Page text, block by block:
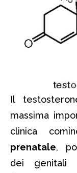
Il
massima
clinica
prenatale,
dei genitali